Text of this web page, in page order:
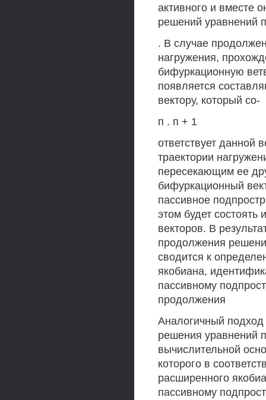
активного и вместе
решений уравнений
. В случае
нагружения,
бифуркационную
появляется
вектору, который со-
п . п + 1
ответствует данной
траектории
пересекающим ее
бифуркационный
пассивное
этом будет
векторов. В
продолжения
сводится к
якобиана,
пассивному
продолжения
Аналогичный подход
решения уравнений
вычислительной
которого в
расширенного
пассивному